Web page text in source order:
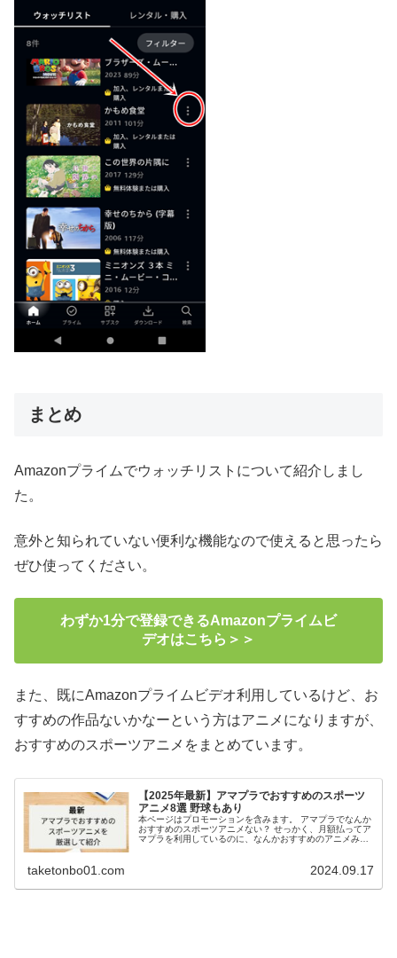
まとめ
Amazonプライムでウォッチリストについて紹介しまし
た。
意外と知られていない便利な機能なので使えると思ったら
ぜひ使ってください。
わずか1分で登録できるAmazonプライムビ
デオはこちら＞＞
また、既にAmazonプライムビデオ利用しているけど、お
すすめの作品ないかなーという方はアニメになりますが、
おすすめのスポーツアニメをまとめています。
【2025年最新】アマプラでおすすめのスポーツ
アニメ8選 野球もあり
本ページはプロモーションを含みます。 アマプラでなんか
おすすめのスポーツアニメない？ せっかく、月額払ってア
マプラを利用しているのに、なんかおすすめのアニメみよ
taketonbo01.com 2024.09.17